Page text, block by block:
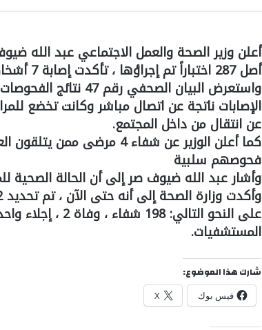
أصل 287 اختباراً تم إجراؤها ، تأكدت إصابة 7 أشخاص بالفيروس.
الإصابات ناتجة عن اتصال مباشر وكانت تخضع
عن انتقال من داخل المجتمع.
كما أعلن الوزير عن شفاء 4
فحوصهم سلبية
وأشار عبد الله ضيوف صر إلى أن الحالة
المستشفيات.
شارك هذا الموضوع:
فيس بوك X